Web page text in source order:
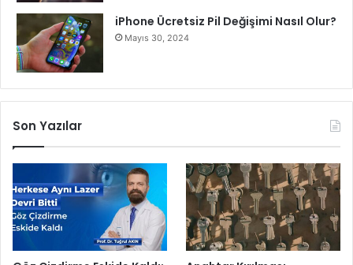
iPhone Ücretsiz Pil Değişimi Nasıl Olur?
Mayıs 30, 2024
Son Yazılar